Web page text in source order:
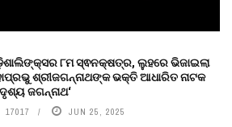
୮ମ ସ୍ଵନକ୍ଷତ୍ର, ଲୁହରେ ଭିଜାଇଲା
ଶ୍ରୀଜଗନ୍ନାଥଙ୍କ ଭକ୍ତି ଆଧାରିତ ନାଟକ
ଜଗନ୍ନାଥ‘
17017 JUN 25, 2025